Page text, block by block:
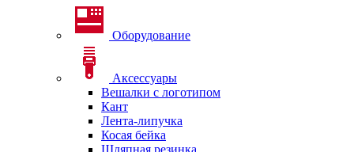
Оборудование
Аксессуары
Вешалки с логотипом
Кант
Лента-липучка
Косая бейка
Шляпная резинка